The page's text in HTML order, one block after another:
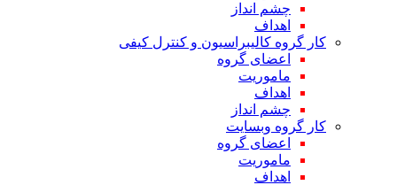
چشم انداز
اهداف
کار گروه کالیبراسیون و کنترل کیفی
اعضای گروه
ماموریت
اهداف
چشم انداز
کار گروه وبسایت
اعضای گروه
ماموریت
اهداف